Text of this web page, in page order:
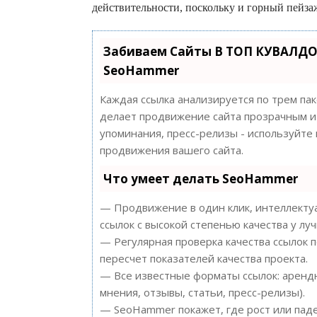
действительности, поскольку и горный
Забиваем Сайты В ТОП
SeoHammer
Каждая ссылка анализируется по трем
делает продвижение сайта прозрачным
упоминания, пресс-релизы -
продвижения вашего сайта.
Что умеет делать SeoHammer
— Продвижение в один клик,
ссылок с высокой степенью качества у
— Регулярная проверка качества
пересчет показателей качества проекта.
— Все известные форматы ссылок:
мнения, отзывы, статьи, пресс-релизы).
— SeoHammer покажет, где рост или